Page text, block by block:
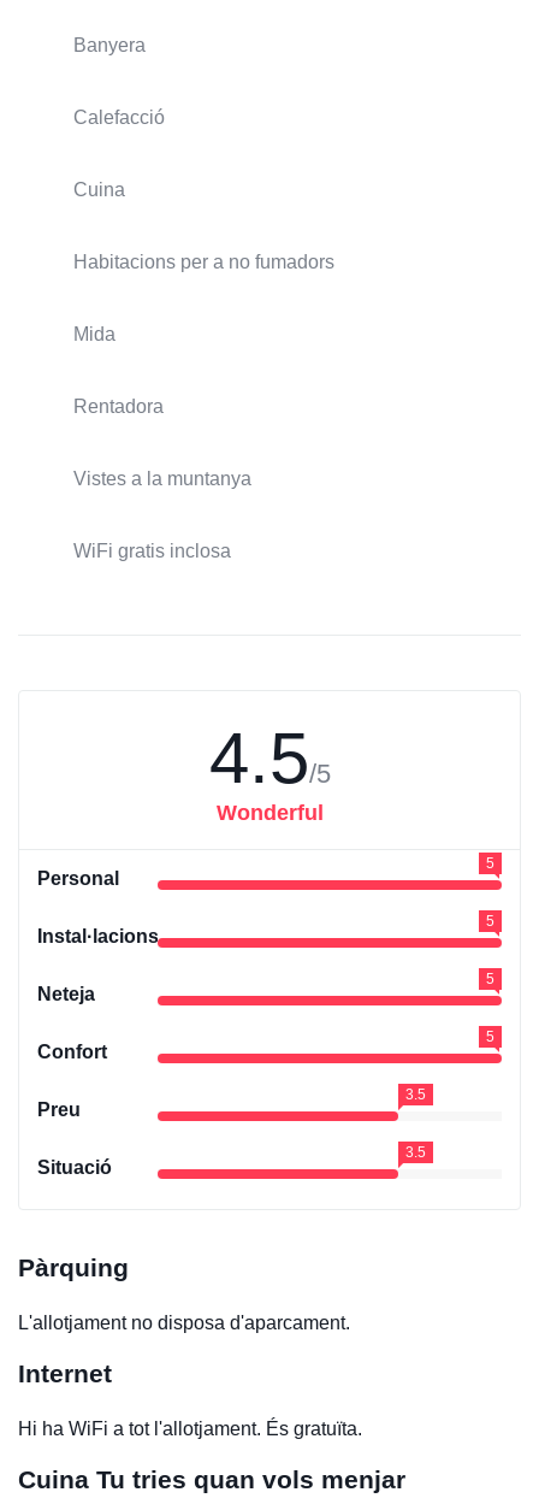
Banyera
Calefacció
Cuina
Habitacions per a no fumadors
Mida
Rentadora
Vistes a la muntanya
WiFi gratis inclosa
4.5/5
Wonderful
Personal
5
Instal·lacions
5
Neteja
5
Confort
5
Preu
3.5
Situació
3.5
Pàrquing
L'allotjament no disposa d'aparcament.
Internet
Hi ha WiFi a tot l'allotjament. És gratuïta.
Cuina Tu tries quan vols menjar